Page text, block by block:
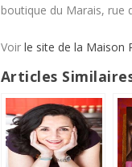
boutique du Marais, rue
Voir le site de la Maison
Articles